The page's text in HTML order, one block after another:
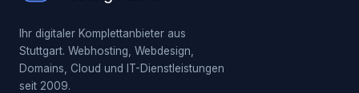
Ihr digitaler Komplettanbieter aus
Stuttgart. Webhosting, Webdesign,
Domains, Cloud und IT-Dienstleistungen
seit 2009.